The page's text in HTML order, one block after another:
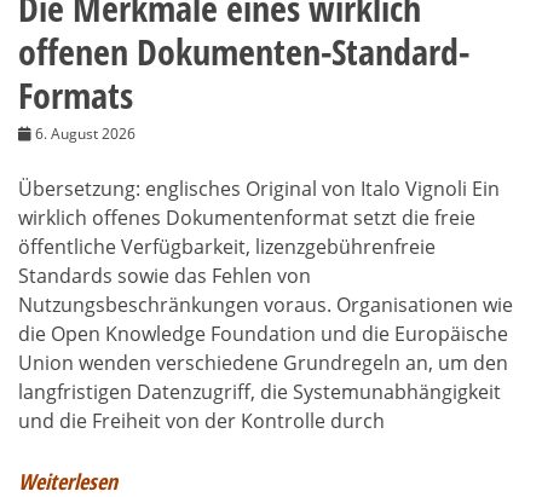
offenen Dokumenten-Standard-
Formats
6. August 2026
Übersetzung: englisches Original von Italo Vignoli Ein
wirklich offenes Dokumentenformat setzt die freie
öffentliche Verfügbarkeit, lizenzgebührenfreie
Standards sowie das Fehlen von
Nutzungsbeschränkungen voraus. Organisationen wie
die Open Knowledge Foundation und die Europäische
Union wenden verschiedene Grundregeln an, um den
langfristigen Datenzugriff, die Systemunabhängigkeit
und die Freiheit von der Kontrolle durch
Weiterlesen